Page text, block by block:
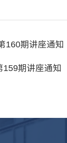
160期讲座通知
159期讲座通知